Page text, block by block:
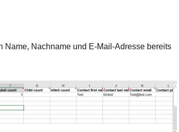
Name, Nachname und E-Mail-Adresse bereits